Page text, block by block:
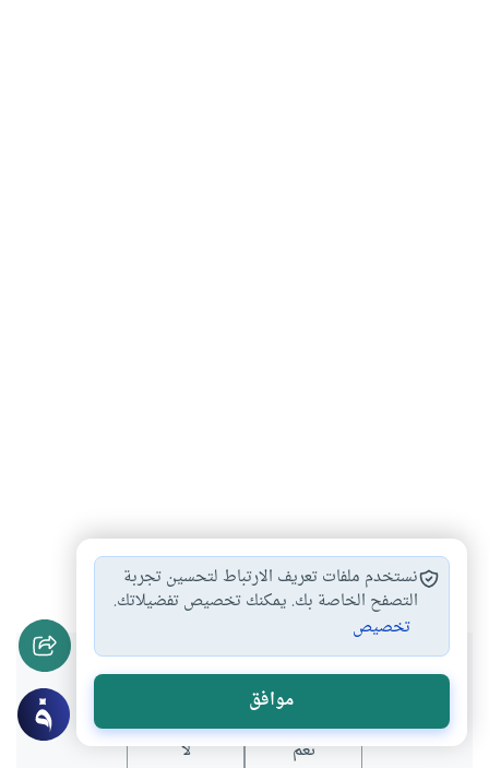
تاريخ التعليم #علماء علم النفس
هل انتفعت بهذا المحتوى؟
نعم لا
نستخدم ملفات تعريف الارتباط لتحسين تجربة
التصفح الخاصة بك. يمكنك تخصيص تفضيلاتك.
تخصيص
موافق